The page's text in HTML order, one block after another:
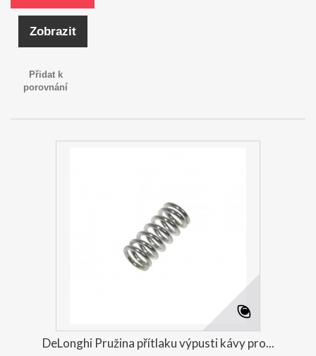
Zobrazit
Přidat k
porovnání
DeLonghi Pružina přítlaku výpusti kávy pro...